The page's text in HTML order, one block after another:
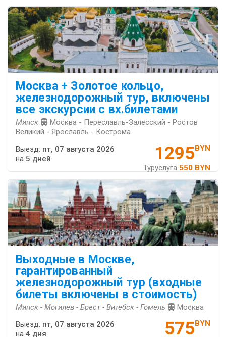
Москва + Золотое кольцо,
железнодорожный тур, включены
все экскурсии с вх.билетами
Минск
Москва - Переславль-Залесский - Ростов
Великий - Ярославль - Кострома
1295BYN
Туруслуга 550 BYN
Выезд: пт, 07 августа 2026
на 5 дней
Выходные в Москве,
гарантированный
железнодорожный тур (входные
билеты включены в стоимость)
Минск - Могилев - Брест - Витебск - Гомель Москва
575BYN
Выезд: пт, 07 августа 2026
на 4 дня